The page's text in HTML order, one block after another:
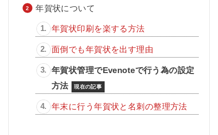
年賀状について
年賀状印刷を楽する方法
面倒でも年賀状を出す理由
年賀状管理でEvenoteで行う為の設定
方法
年末に行う年賀状と名刺の整理方法